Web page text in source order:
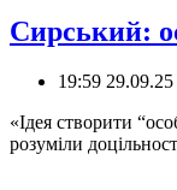
Сирський:
19:59 29.09.25
«Ідея створити
розуміли